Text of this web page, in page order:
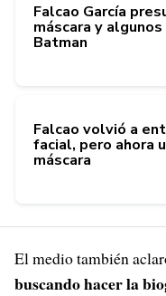
Falcao García
máscara y
Batman
Falcao volvió a
facial, pero ahora
máscara
El medio también
buscando hacer la